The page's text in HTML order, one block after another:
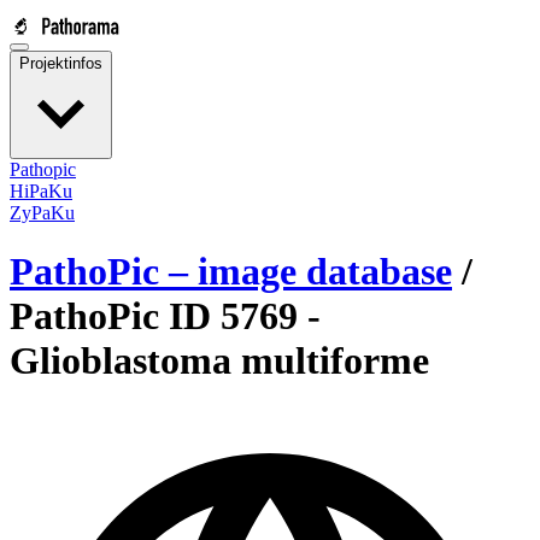
Projektinfos
Pathopic
HiPaKu
ZyPaKu
PathoPic – image database /
PathoPic ID 5769 -
Glioblastoma multiforme